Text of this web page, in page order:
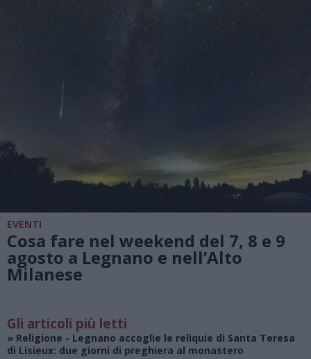
EVENTI
Cosa fare nel weekend del 7, 8 e 9
agosto a Legnano e nell’Alto
Milanese
Gli articoli più letti
» Religione - Legnano accoglie le reliquie di Santa Teresa
di Lisieux: due giorni di preghiera al monastero